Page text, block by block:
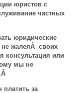
юристов с
частных
юридические
не жалеяÂ своих
консультация или
мы не
за